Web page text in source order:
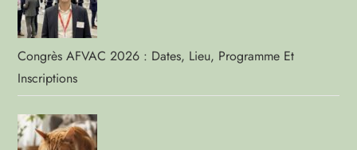
Congrès AFVAC 2026 : Dates, Lieu, Programme Et
Inscriptions